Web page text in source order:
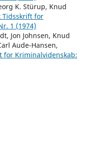
K. Stürup, Knud
Tidsskrift for
1 (1974)
Jon Johnsen, Knud
Aude-Hansen,
for Kriminalvidenskab: